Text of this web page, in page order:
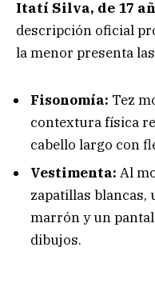
Itatí Silva, de 17
descripción oficial
la menor presenta
Fisonomía: Tez
contextura física
cabello largo con
Vestimenta: Al
zapatillas blancas,
marrón y un
dibujos.